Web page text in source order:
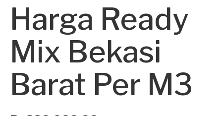
Harga Ready
Mix Bekasi
Barat Per M3